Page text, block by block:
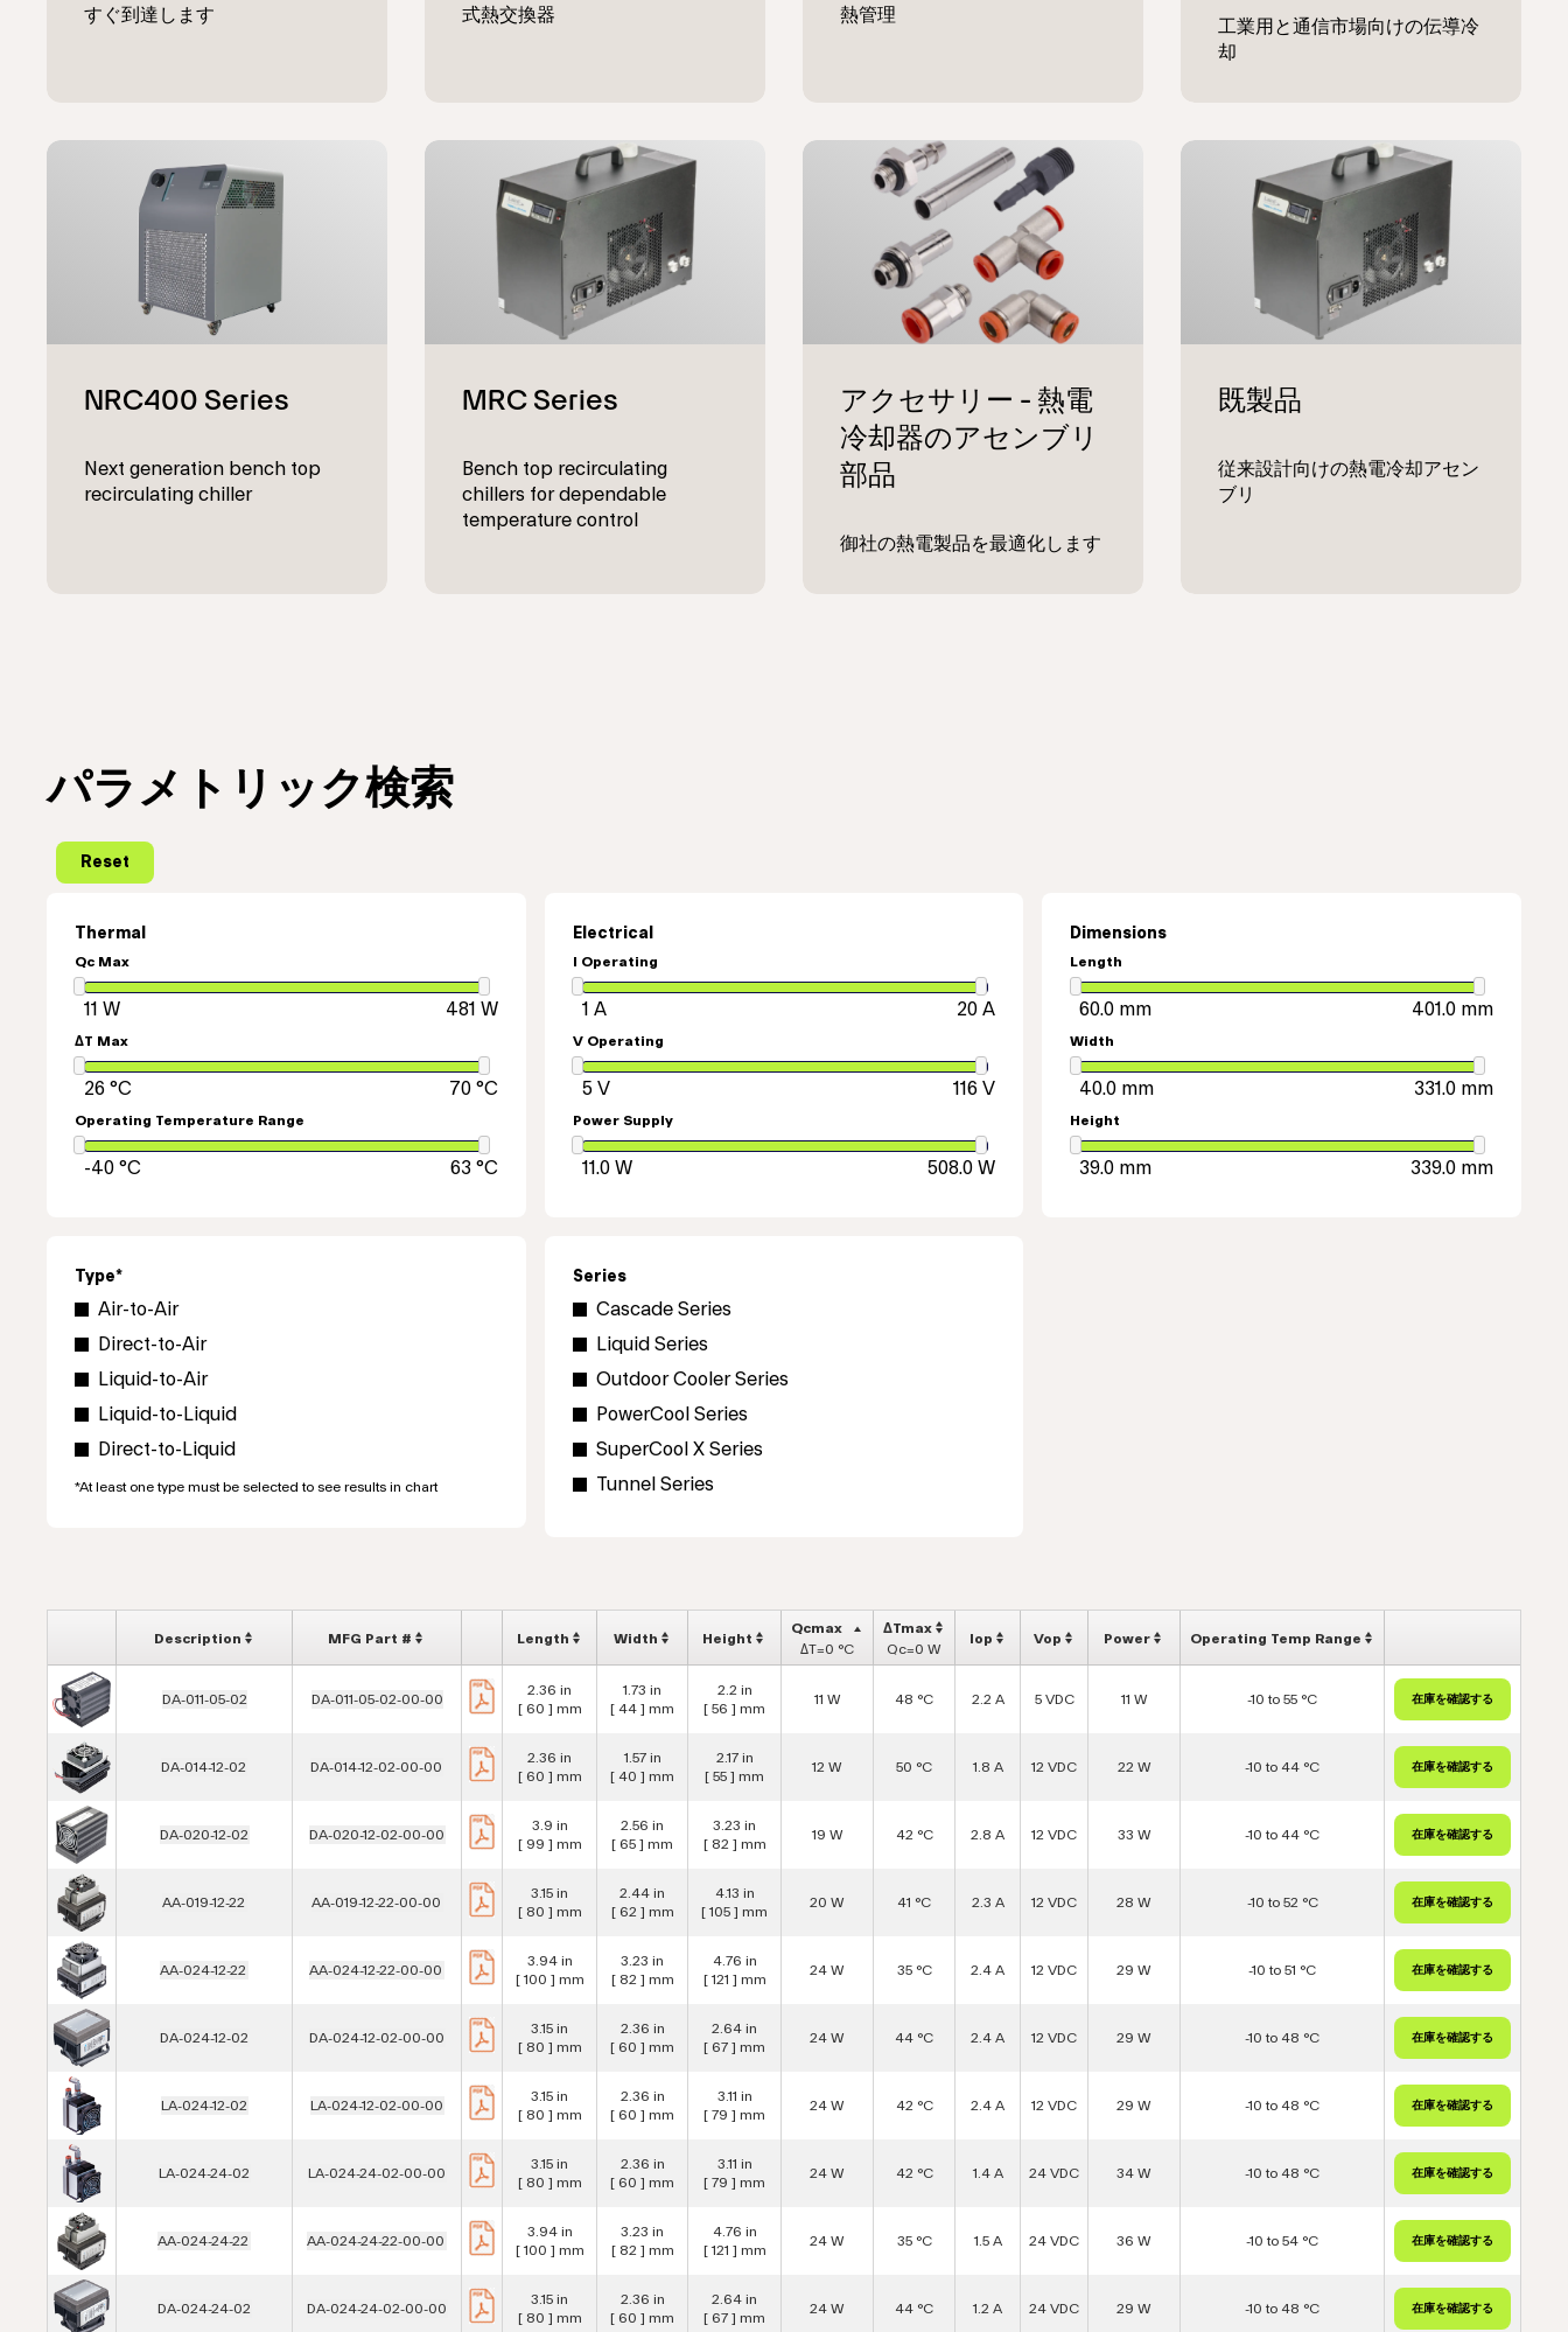
すぐ到達します
式熱交換器
熱管理
工業用と通信市場向けの伝導冷
却
Next generation bench top
recirculating chiller
Bench top recirculating
chillers for dependable
temperature control
御社の熱電製品を最適化します
従来設計向けの熱電冷却アセン
ブリ
パラメトリック検索
Thermal
Qc Max
ΔT Max
Operating Temperature Range
Type*
Air-to-Air
Direct-to-Air
Liquid-to-Air
Liquid-to-Liquid
Direct-to-Liquid
*At least one type must be selected to see results in chart
Electrical
I Operating
V Operating
Power Supply
Series
Cascade Series
Liquid Series
Outdoor Cooler Series
PowerCool Series
SuperCool X Series
Tunnel Series
Dimensions
Length
Width
Height
Description MFG Part # Length Width Height
Qcmax
ΔT=0 °C
ΔTmax
Qc=0 W
Iop Vop Power Operating Temp Range
DA-011-05-02 DA-011-05-02-00-00
2.36 in
[ 60 ] mm
1.73 in
[ 44 ] mm
2.2 in
[ 56 ] mm
11 W 48 °C 2.2 A 5 VDC 11 W -10 to 55 °C
DA-014-12-02 DA-014-12-02-00-00
2.36 in
[ 60 ] mm
1.57 in
[ 40 ] mm
2.17 in
[ 55 ] mm
12 W 50 °C 1.8 A 12 VDC 22 W -10 to 44 °C
DA-020-12-02 DA-020-12-02-00-00
3.9 in
[ 99 ] mm
2.56 in
[ 65 ] mm
3.23 in
[ 82 ] mm
19 W 42 °C 2.8 A 12 VDC 33 W -10 to 44 °C
AA-019-12-22 AA-019-12-22-00-00
3.15 in
[ 80 ] mm
2.44 in
[ 62 ] mm
4.13 in
[ 105 ] mm
20 W 41 °C 2.3 A 12 VDC 28 W -10 to 52 °C
AA-024-12-22 AA-024-12-22-00-00
3.94 in
[ 100 ] mm
3.23 in
[ 82 ] mm
4.76 in
[ 121 ] mm
24 W 35 °C 2.4 A 12 VDC 29 W -10 to 51 °C
DA-024-12-02 DA-024-12-02-00-00
3.15 in
[ 80 ] mm
2.36 in
[ 60 ] mm
2.64 in
[ 67 ] mm
24 W 44 °C 2.4 A 12 VDC 29 W -10 to 48 °C
LA-024-12-02 LA-024-12-02-00-00
3.15 in
[ 80 ] mm
2.36 in
[ 60 ] mm
3.11 in
[ 79 ] mm
24 W 42 °C 2.4 A 12 VDC 29 W -10 to 48 °C
LA-024-24-02 LA-024-24-02-00-00
3.15 in
[ 80 ] mm
2.36 in
[ 60 ] mm
3.11 in
[ 79 ] mm
24 W 42 °C 1.4 A 24 VDC 34 W -10 to 48 °C
AA-024-24-22 AA-024-24-22-00-00
3.94 in
[ 100 ] mm
3.23 in
[ 82 ] mm
4.76 in
[ 121 ] mm
24 W 35 °C 1.5 A 24 VDC 36 W -10 to 54 °C
DA-024-24-02 DA-024-24-02-00-00
3.15 in
[ 80 ] mm
2.36 in
[ 60 ] mm
2.64 in
[ 67 ] mm
24 W 44 °C 1.2 A 24 VDC 29 W -10 to 48 °C